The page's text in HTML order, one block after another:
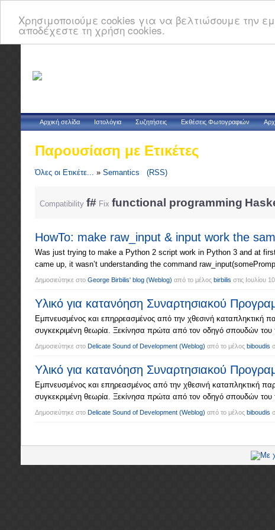
Χρησιμοποιούμε cookies για να βελτιώσουμε την
αποδέχεστε τη χρήση cookies.
Αρχική σελίδα Ιστολόγια Συζητήσεις Εκθέσεις Φωτογραφιών
Παρουσίαση με Ετικέτες
Όλες οι Ετικέτε... » Semantics (RSS)
Compatibility f# Fix functional programming
HowTo: make raw_input & input work the
Was just trying to make a Python 2 script work in Python 3 and at
came up, it wasn’t understanding the command
Δημοσιεύτηκε στο George Birbilis' blog (Weblog) από το μέλος birbilis στις Ιουλίου
Υλικό για κατανόηση Συναρτησιακού
Εμπνευσμένος και επηρρεασμένος από την χθεσινή καταπληκτική
συγκεκριμένη θεωρία. Ξεκίνησα πρώτα από τον οδηγό σπουδών
Δημοσιεύτηκε στο Delicate Sound of Development (Weblog) από το μέλος biboudis
Υλικό για κατανόηση Συναρτησιακού
Εμπνευσμένος και επηρεασμένος από την χθεσινή καταπληκτική
συγκεκριμένη θεωρία. Ξεκίνησα πρώτα από τον οδηγό σπουδών
Δημοσιεύτηκε στο Delicate Sound of Development (Weblog) από το μέλος biboudis